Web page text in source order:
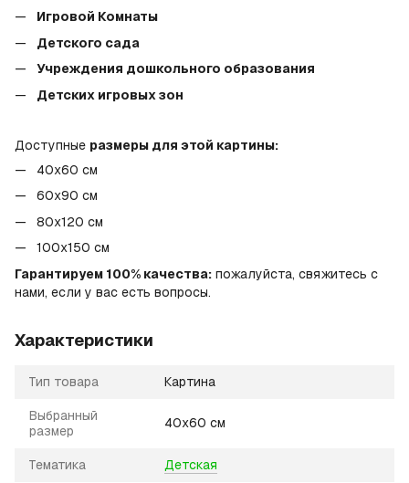
Игровой Комнаты
Детского сада
Учреждения дошкольного образования
Детских игровых зон
Доступные размеры для этой картины:
40x60 см
60x90 см
80x120 см
100х150 см
Гарантируем 100% качества: пожалуйста, свяжитесь с
нами, если у вас есть вопросы.
Характеристики
Тип товара Картина
Выбранный
размер
40х60 см
Тематика Детская